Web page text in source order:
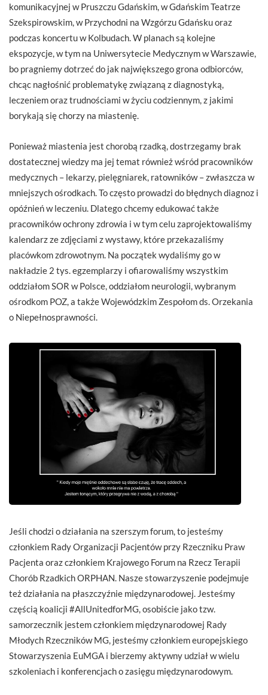
komunikacyjnej w Pruszczu Gdańskim, w Gdańskim Teatrze
Szekspirowskim, w Przychodni na Wzgórzu Gdańsku oraz
podczas koncertu w Kolbudach. W planach są kolejne
ekspozycje, w tym na Uniwersytecie Medycznym w Warszawie,
bo pragniemy dotrzeć do jak największego grona odbiorców,
chcąc nagłośnić problematykę związaną z diagnostyką,
leczeniem oraz trudnościami w życiu codziennym, z jakimi
borykają się chorzy na miastenię.
Ponieważ miastenia jest chorobą rzadką, dostrzegamy brak
dostatecznej wiedzy ma jej temat również wśród pracowników
medycznych – lekarzy, pielęgniarek, ratowników – zwłaszcza w
mniejszych ośrodkach. To często prowadzi do błędnych diagnoz i
opóźnień w leczeniu. Dlatego chcemy edukować także
pracowników ochrony zdrowia i w tym celu zaprojektowaliśmy
kalendarz ze zdjęciami z wystawy, które przekazaliśmy
placówkom zdrowotnym. Na początek wydaliśmy go w
nakładzie 2 tys. egzemplarzy i ofiarowaliśmy wszystkim
oddziałom SOR w Polsce, oddziałom neurologii, wybranym
ośrodkom POZ, a także Wojewódzkim Zespołom ds. Orzekania
o Niepełnosprawności.
Jeśli chodzi o działania na szerszym forum, to jesteśmy
członkiem Rady Organizacji Pacjentów przy Rzeczniku Praw
Pacjenta oraz członkiem Krajowego Forum na Rzecz Terapii
Chorób Rzadkich ORPHAN. Nasze stowarzyszenie podejmuje
też działania na płaszczyźnie międzynarodowej. Jesteśmy
częścią koalicji #AllUnitedforMG, osobiście jako tzw.
samorzecznik jestem członkiem międzynarodowej Rady
Młodych Rzeczników MG, jesteśmy członkiem europejskiego
Stowarzyszenia EuMGA i bierzemy aktywny udział w wielu
szkoleniach i konferencjach o zasięgu międzynarodowym.